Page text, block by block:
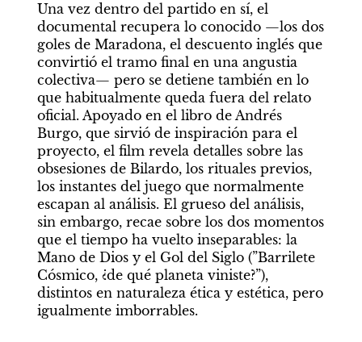
Una vez dentro del partido en sí, el
documental recupera lo conocido —los dos
goles de Maradona, el descuento inglés que
convirtió el tramo final en una angustia
colectiva— pero se detiene también en lo
que habitualmente queda fuera del relato
oficial. Apoyado en el libro de Andrés
Burgo, que sirvió de inspiración para el
proyecto, el film revela detalles sobre las
obsesiones de Bilardo, los rituales previos,
los instantes del juego que normalmente
escapan al análisis. El grueso del análisis,
sin embargo, recae sobre los dos momentos
que el tiempo ha vuelto inseparables: la
Mano de Dios y el Gol del Siglo (”Barrilete
Cósmico, ¿de qué planeta viniste?”),
distintos en naturaleza ética y estética, pero
igualmente imborrables.